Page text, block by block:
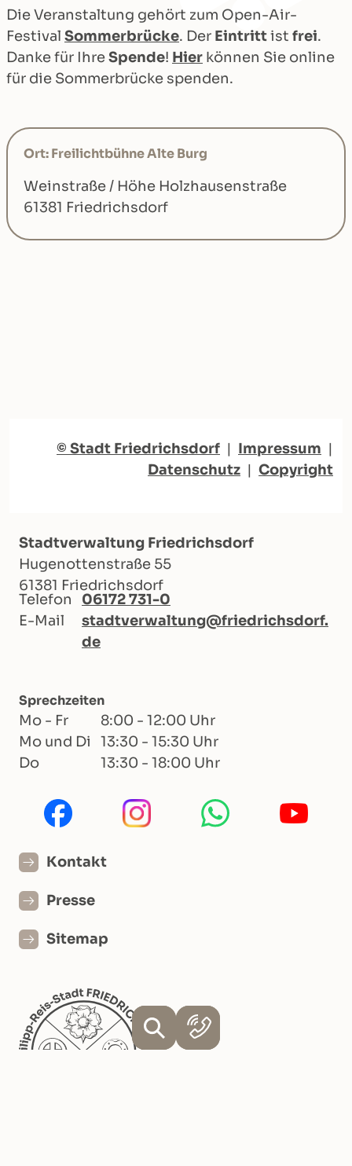
Die Veranstaltung gehört zum Open-Air-
Festival Sommerbrücke. Der Eintrittist frei.
Danke für IhreSpende! Hier können Sie online
für die Sommerbrücke spenden.
Ort: Freilichtbühne Alte Burg
Weinstraße / Höhe Holzhausenstraße
61381 Friedrichsdorf
© Stadt Friedrichsdorf | Impressum |
Datenschutz | Copyright
Stadtverwaltung Friedrichsdorf
Hugenottenstraße 55
61381 Friedrichsdorf
Telefon
06172 731-0
E-Mail
stadtverwaltung@friedrichsdorf.
de
Sprechzeiten
Mo - Fr
8:00 - 12:00 Uhr
Mo und Di
13:30 - 15:30 Uhr
Do
13:30 - 18:00 Uhr
Kontakt
Presse
Sitemap